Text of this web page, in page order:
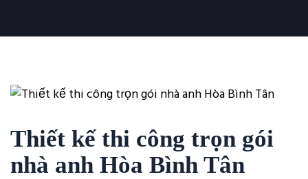
Thiết kế thi công trọn gói
nhà anh Hòa Bình Tân